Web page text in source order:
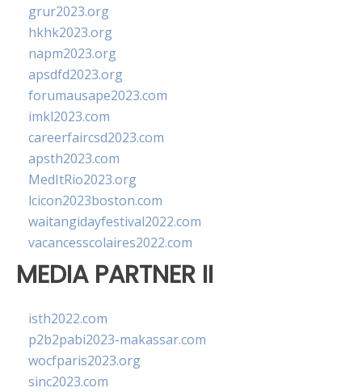
grur2023.org
hkhk2023.org
napm2023.org
apsdfd2023.org
forumausape2023.com
imkl2023.com
careerfaircsd2023.com
apsth2023.com
MedItRio2023.org
lcicon2023boston.com
waitangidayfestival2022.com
vacancesscolaires2022.com
MEDIA PARTNER II
isth2022.com
p2b2pabi2023-makassar.com
wocfparis2023.org
sinc2023.com